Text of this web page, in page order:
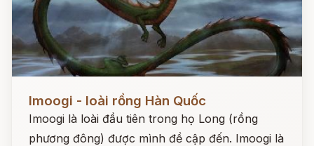
Imoogi - loài rồng Hàn Quốc
Imoogi là loài đầu tiên trong họ Long (rồng
phương đông) được mình đề cập đến. Imoogi là